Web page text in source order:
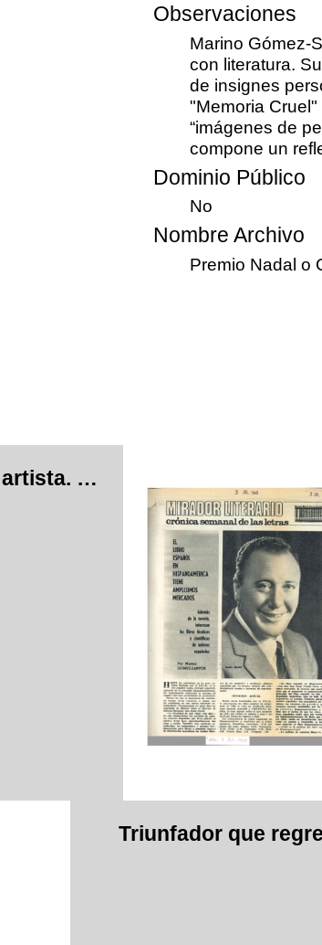
Observaciones
Marino Gómez-
con literatura.
de insignes
"Memoria
“imágenes de
compone un
Dominio Público
No
Nombre Archivo
Premio Nadal o
Hablando con un artista. Gilberto Fernández Díez.
Triunfador que